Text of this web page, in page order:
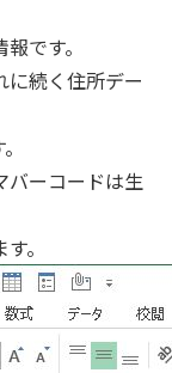
です。
に続く住所デー
バーコードは生
。